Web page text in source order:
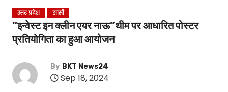
उत्तर प्रदेश झांसी
“इन्वेस्ट इन क्लीन एयर नाऊ”थीम पर आधारित पोस्टर
प्रतियोगिता का हुआ आयोजन
By BKT News24
Sep 18, 2024